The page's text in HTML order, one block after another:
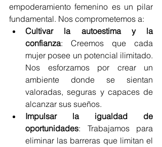
empoderamiento femenino es un pilar
fundamental. Nos comprometemos a:
Cultivar la autoestima y la
confianza: Creemos que cada
mujer posee un potencial ilimitado.
Nos esforzamos por crear un
ambiente donde se sientan
valoradas, seguras y capaces de
alcanzar sus sueños.
Impulsar la igualdad de
oportunidades: Trabajamos para
eliminar las barreras que limitan el